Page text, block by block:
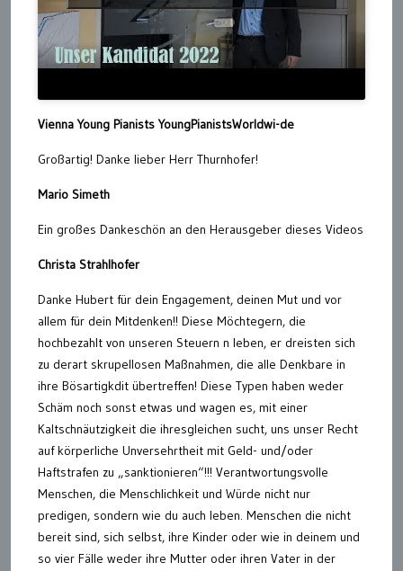
Vienna Young Pianists YoungPianistsWorldwi-de
Großartig! Danke lieber Herr Thurnhofer!
Mario Simeth
Ein großes Dankeschön an den Herausgeber dieses Videos
Christa Strahlhofer
Danke Hubert für dein Engagement, deinen Mut und vor
allem für dein Mitdenken!! Diese Möchtegern, die
hochbezahlt von unseren Steuern n leben, er dreisten sich
zu derart skrupellosen Maßnahmen, die alle Denkbare in
ihre Bösartigkdit übertreffen! Diese Typen haben weder
Schäm noch sonst etwas und wagen es, mit einer
Kaltschnäutzigkeit die ihresgleichen sucht, uns unser Recht
auf körperliche Unversehrtheit mit Geld- und/oder
Haftstrafen zu „sanktionieren“!!! Verantwortungsvolle
Menschen, die Menschlichkeit und Würde nicht nur
predigen, sondern wie du auch leben. Menschen die nicht
bereit sind, sich selbst, ihre Kinder oder wie in deinem und
so vier Fälle weder ihre Mutter oder ihren Vater in der